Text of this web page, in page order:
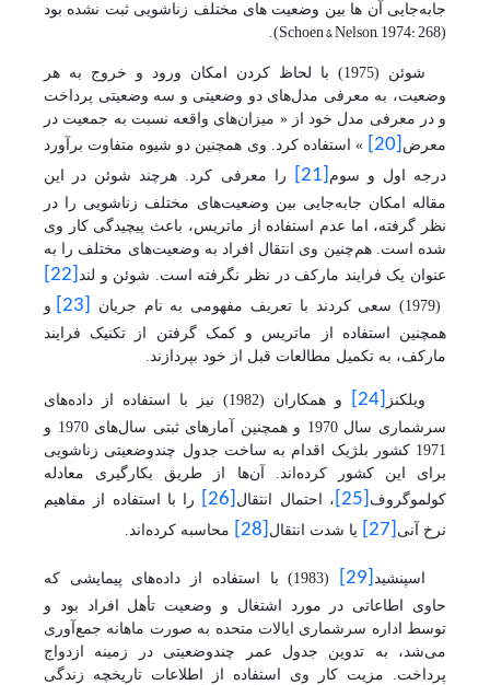
جابهجایی آن ها بین وضعیت های مختلف زناشویی ثبت نشده بود
(
Schoen & Nelson, 1974: 268
)
.
شوئن (1975) با لحاظ کردن امکان ورود و خروج به هر
وضعیت، به معرفی مدل‌های دو وضعیتی و سه وضعیتی پرداخت
و در معرفی مدل خود از « میزان‌های واقعه نسبت به جمعیت در
معرض [20]
» استفاده کرد. وی همچنین دو شیوه متفاوت برآورد
درجه اول و سوم [21]
را معرفی کرد. هرچند شوئن در این
مقاله امکان جابه‌جایی بین وضعیت‌های مختلف زناشویی را در
نظر گرفته، اما عدم استفاده از ماتریس، باعث پیچیدگی کار وی
شده است. هم‌چنین وی انتقال افراد به وضعیت‌های مختلف را به
عنوان یک فرایند مارکف در نظر نگرفته است. شوئن و لند [22]
(1979) سعی کردند با تعریف مفهومی به نام جریان [23]
و
همچنین استفاده از ماتریس و کمک گرفتن از تکنیک فرایند
مارکف، به تکمیل مطالعات قبل از خود بپردازند.
ویلکنز [24]
و همکاران (1982) نیز با استفاده از داده‌های
سرشماری سال 1970 و همچنین آمارهای ثبتی سال‌های 1970 و
1971 کشور بلژیک اقدام به ساخت جدول چندوضعیتی زناشویی
برای این کشور کرده‌اند. آن‌ها از طریق
بکارگیری معادله
کولموگروف [25] ، احتمال انتقال [26]
را با استفاده از مفاهیم
نرخ آنی [27] یا شدت انتقال [28] محاسبه کرده ‌اند.
اسپنشید[29]
(1983) با استفاده از داده‌های پیمایشی که
حاوی اطاعاتی در مورد اشتغال و وضعیت تأهل افراد بود و
توسط اداره سرشماری ایالات متحده به صورت ماهانه جمع‌آوری
می‌شد، به تدوین جدول عمر چندوضعیتی در زمینه ازدواج
پرداخت. مزیت کار وی استفاده از اطلاعات تاریخچه زندگی